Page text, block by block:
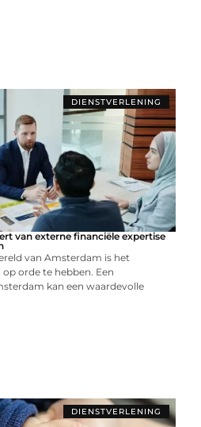
DIENSTVERLENING
van externe financiële expertise
van Amsterdam is het
orde te hebben. Een
kan een waardevolle
DIENSTVERLENING